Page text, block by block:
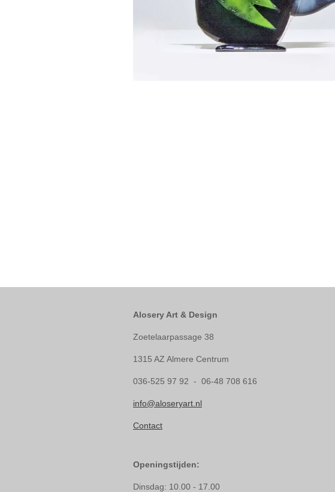
Alosery Art & Design
Zoetelaarpassage 38
1315 AZ Almere Centrum
036-525 97 92 - 06-48 708 616
info@aloseryart.nl
Contact
Openingstijden:
Dinsdag: 10.00 - 17.00